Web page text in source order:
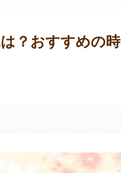
？おすすめの時